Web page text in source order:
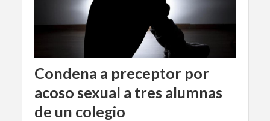
Condena a preceptor por
acoso sexual a tres alumnas
de un colegio